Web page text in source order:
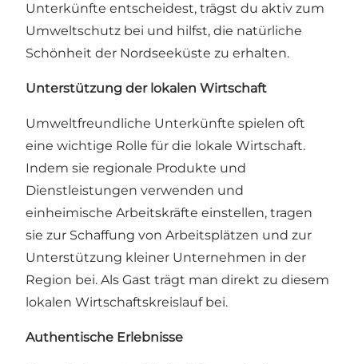
Unterkünfte entscheidest, trägst du aktiv zum
Umweltschutz bei und hilfst, die natürliche
Schönheit der Nordseeküste zu erhalten.
Unterstützung der lokalen Wirtschaft
Umweltfreundliche Unterkünfte spielen oft
eine wichtige Rolle für die lokale Wirtschaft.
Indem sie regionale Produkte und
Dienstleistungen verwenden und
einheimische Arbeitskräfte einstellen, tragen
sie zur Schaffung von Arbeitsplätzen und zur
Unterstützung kleiner Unternehmen in der
Region bei. Als Gast trägt man direkt zu diesem
lokalen Wirtschaftskreislauf bei.
Authentische Erlebnisse